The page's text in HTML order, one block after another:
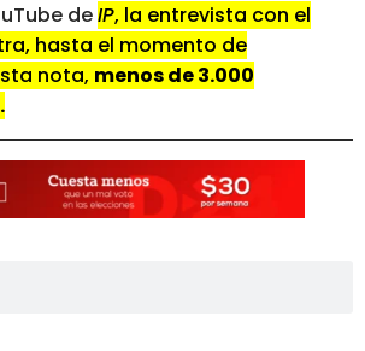
deIP, la entrevista con el
hasta el momento de
nota, menos de 3.000